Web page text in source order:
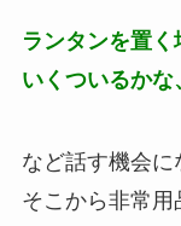
ランタンを置く
いくついるか
など話す機会に
そこから非常